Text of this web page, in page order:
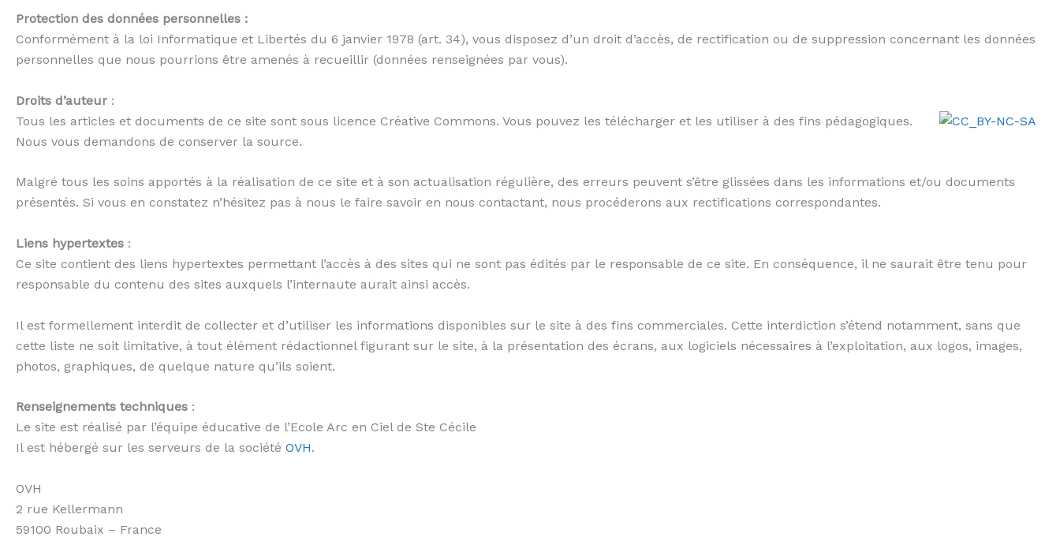
Protection des données personnelles :
Conformément à la loi Informatique et Libertés du 6 janvier 1978 (art. 34), vous disposez d’un droit d’accès, de rectification ou de suppression concernant les données
personnelles que nous pourrions être amenés à recueillir (données renseignées par vous).
Droits d’auteur :
Tous les articles et documents de ce site sont sous licence Créative Commons. Vous pouvez les télécharger et les utiliser à des fins pédagogiques.
Nous vous demandons de conserver la source.
Malgré tous les soins apportés à la réalisation de ce site et à son actualisation régulière, des erreurs peuvent s’être glissées dans les informations et/ou documents
présentés. Si vous en constatez n’hésitez pas à nous le faire savoir en nous contactant, nous procéderons aux rectifications correspondantes.
Liens hypertextes :
Ce site contient des liens hypertextes permettant l’accès à des sites qui ne sont pas édités par le responsable de ce site. En conséquence, il ne saurait être tenu pour
responsable du contenu des sites auxquels l’internaute aurait ainsi accès.
Il est formellement interdit de collecter et d’utiliser les informations disponibles sur le site à des fins commerciales. Cette interdiction s’étend notamment, sans que
cette liste ne soit limitative, à tout élément rédactionnel figurant sur le site, à la présentation des écrans, aux logiciels nécessaires à l’exploitation, aux logos, images,
photos, graphiques, de quelque nature qu’ils soient.
Renseignements techniques :
Le site est réalisé par l’équipe éducative de l’Ecole Arc en Ciel de Ste Cécile
Il est hébergé sur les serveurs de la société OVH.
OVH
2 rue Kellermann
59100 Roubaix – France